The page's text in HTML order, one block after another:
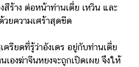
สีร้าง ต่อหน้าท่านเตี่ย เหวิน และ
วยความเศร้าสุดขีด
ดที่รู้ว่าอังเดร อยู่กับท่านเตี่ย
เองฆ่าจีนหยงจะถูกเปิดเผย จึงให้